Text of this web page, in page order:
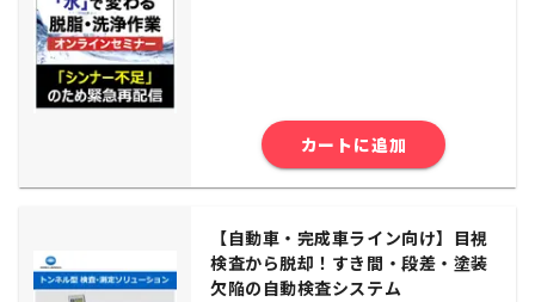
カートに追加
【自動車・完成車ライン向け】目視
検査から脱却！すき間・段差・塗装
欠陥の自動検査システム